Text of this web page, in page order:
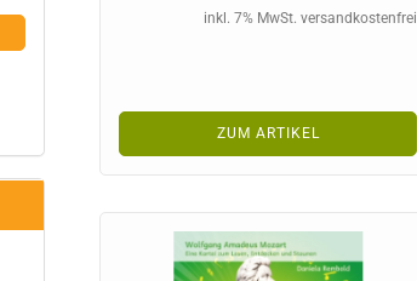
inkl. 7% MwSt. versandkostenfrei
ZUM ARTIKEL